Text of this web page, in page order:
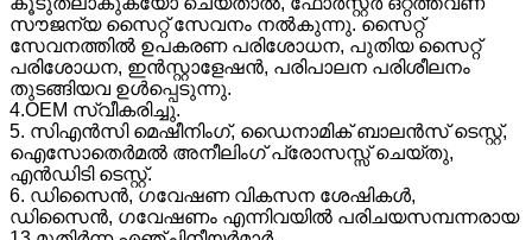
സൗജന്യ സൈറ്റ് സേവനം നൽകുന്നു. സൈറ്റ്
സേവനത്തിൽ ഉപകരണ പരിശോധന, പുതിയ സൈറ്റ്
പരിശോധന, ഇൻസ്റ്റാളേഷൻ, പരിപാലന പരിശീലനം
തുടങ്ങിയവ ഉൾപ്പെടുന്നു.
4.OEM സ്വീകരിച്ചു.
5. സി‌എൻ‌സി മെഷീനിംഗ്, ഡൈനാമിക് ബാലൻസ് ടെസ്റ്റ്,
ഐസോതെർമൽ അനീലിംഗ് പ്രോസസ്സ് ചെയ്തു,
എൻ‌ഡി‌ടി ടെസ്റ്റ്.
6. ഡിസൈൻ, ഗവേഷണ വികസന ശേഷികൾ,
ഡിസൈൻ, ഗവേഷണം എന്നിവയിൽ പരിചയസമ്പന്നരായ